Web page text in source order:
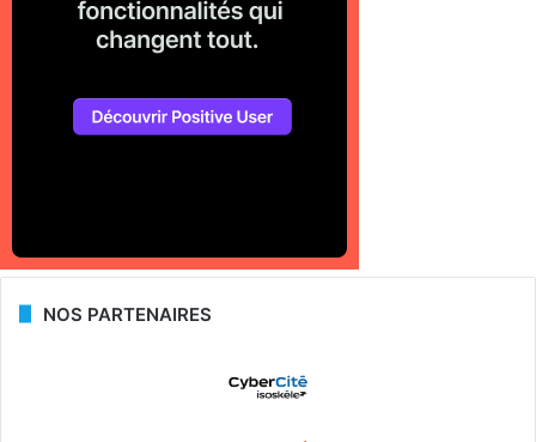
NOS PARTENAIRES